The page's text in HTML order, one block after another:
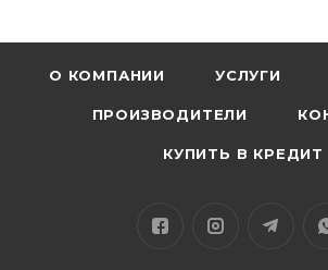
О КОМПАНИИ УСЛУГИ
ПРОИЗВОДИТЕЛИ
КУПИТЬ В КРЕДИТ